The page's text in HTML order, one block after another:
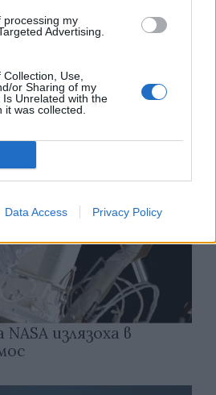
processing my
Advertising.
Use,
or Sharing of my
Unrelated with the
was collected.
Data Access Privacy Policy
за първи път
вируси
излязоха в